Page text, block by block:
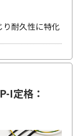
耐久性に特化
I定格：